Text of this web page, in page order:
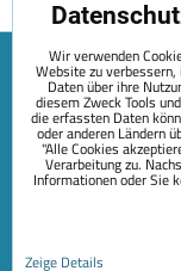
Sitemap Allgemeine
Wir verwenden
Website zu
Daten über ihre
diesem Zweck Tools
die erfassten Daten
oder anderen Ländern
"Alle Cookies
Verarbeitung zu.
Informationen oder Sie
Zeige Details